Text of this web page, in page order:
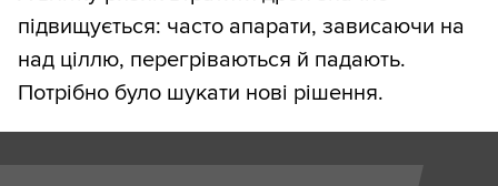
підвищується: часто апарати, зависаючи на
над ціллю, перегріваються й падають.
Потрібно було шукати нові рішення.